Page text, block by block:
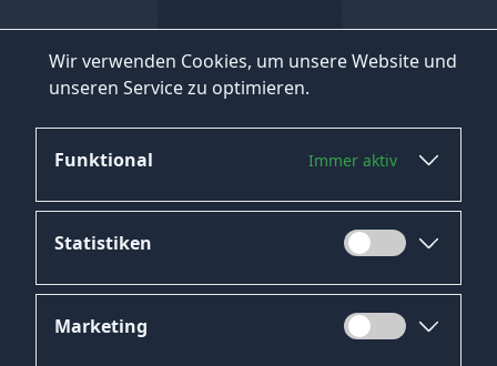
Wir verwenden Cookies, um unsere Website und
unseren Service zu optimieren.
Funktional Immer aktiv
Statistiken
Marketing